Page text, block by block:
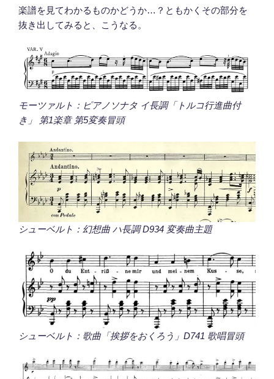
楽譜を見てわかるものかどうか…？ともかくその部分を
抜き出してみると、こうなる。
モーツァルト：ピアノソナタ イ長調「トルコ行進曲付
き」 第1楽章 第5変奏冒頭
シューベルト：幻想曲 ハ長調 D934 変奏曲主題
シューベルト：歌曲「挨拶をおくろう」D741 歌唱冒頭